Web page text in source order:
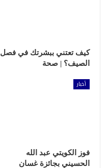
كيف تعتني ببشرتك في فصل
الصيف؟ | صحة
أخبار
فوز الكويتي عبد الله
الحسيني بجائزة غسان